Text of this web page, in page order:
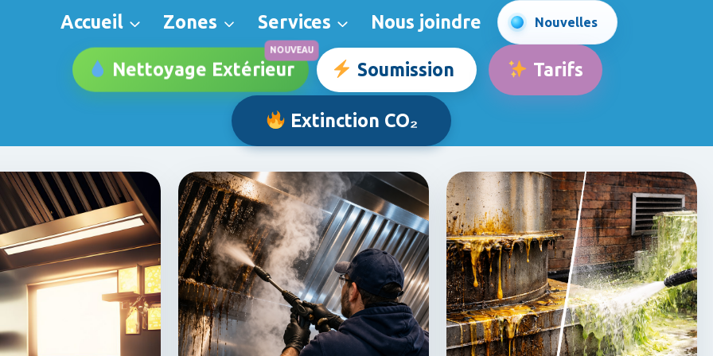
Accueil Zones Services Nous joindre Nouvelles
Nettoyage Extérieur Soumission Tarifs
Extinction CO₂